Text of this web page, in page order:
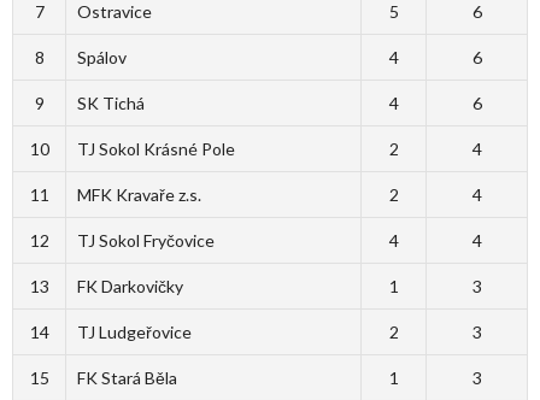
7 Ostravice 5 6
8 Spálov 4 6
9 SK Tichá 4 6
10 TJ Sokol Krásné Pole 2 4
11 MFK Kravaře z.s. 2 4
12 TJ Sokol Fryčovice 4 4
13 FK Darkovičky 1 3
14 TJ Ludgeřovice 2 3
15 FK Stará Běla 1 3